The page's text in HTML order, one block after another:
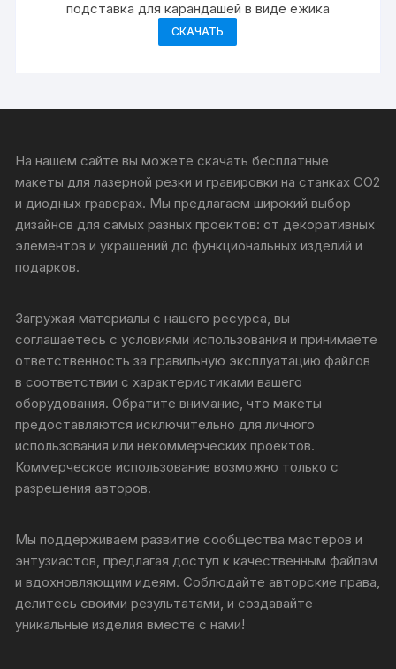
подставка для карандашей в виде ежика
СКАЧАТЬ
На нашем сайте вы можете скачать бесплатные
макеты для лазерной резки и гравировки на станках CO2
и диодных граверах. Мы предлагаем широкий выбор
дизайнов для самых разных проектов: от декоративных
элементов и украшений до функциональных изделий и
подарков.
Загружая материалы с нашего ресурса, вы
соглашаетесь с условиями использования и принимаете
ответственность за правильную эксплуатацию файлов
в соответствии с характеристиками вашего
оборудования. Обратите внимание, что макеты
предоставляются исключительно для личного
использования или некоммерческих проектов.
Коммерческое использование возможно только с
разрешения авторов.
Мы поддерживаем развитие сообщества мастеров и
энтузиастов, предлагая доступ к качественным файлам
и вдохновляющим идеям. Соблюдайте авторские права,
делитесь своими результатами, и создавайте
уникальные изделия вместе с нами!